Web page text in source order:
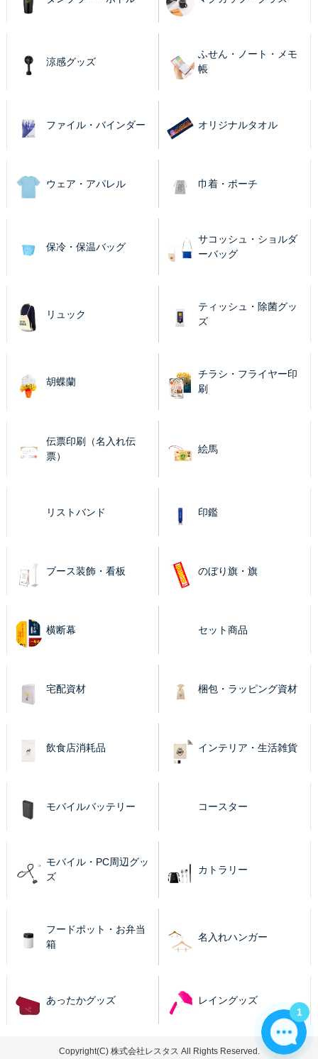
涼感グッズ
ふせん・ノート・メモ
帳
ファイル・バインダー オリジナルタオル
ウェア・アパレル 巾着・ポーチ
保冷・保温バッグ
サコッシュ・ショルダ
ーバッグ
リュック
ティッシュ・除菌グッ
ズ
胡蝶蘭
チラシ・フライヤー印
刷
伝票印刷（名入れ伝
票）
絵馬
リストバンド 印鑑
ブース装飾・看板 のぼり旗・旗
横断幕 セット商品
宅配資材 梱包・ラッピング資材
飲食店消耗品 インテリア・生活雑貨
モバイルバッテリー コースター
モバイル・PC周辺グッ
ズ
カトラリー
フードポット・お弁当
箱
名入れハンガー
あったかグッズ レイングッズ
Copyright(C) 株式会社レスタス All Rights Reserved.
1